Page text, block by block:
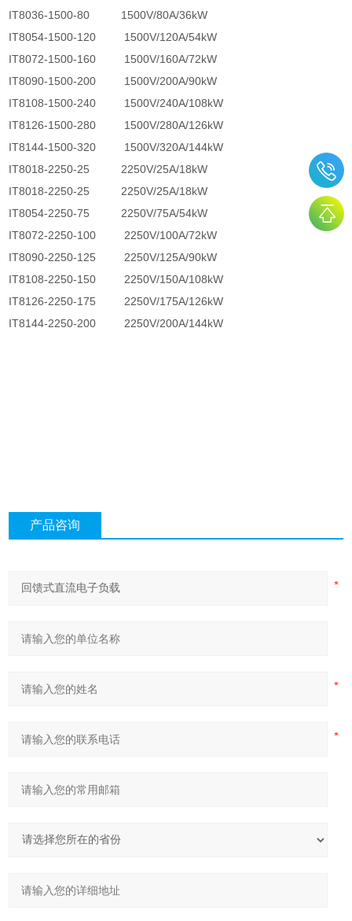
IT8036-1500-80 1500V/80A/36kW
IT8054-1500-120 1500V/120A/54kW
IT8072-1500-160 1500V/160A/72kW
IT8090-1500-200 1500V/200A/90kW
IT8108-1500-240 1500V/240A/108kW
IT8126-1500-280 1500V/280A/126kW
IT8144-1500-320 1500V/320A/144kW
IT8018-2250-25 2250V/25A/18kW
IT8018-2250-25 2250V/25A/18kW
IT8054-2250-75 2250V/75A/54kW
IT8072-2250-100 2250V/100A/72kW
IT8090-2250-125 2250V/125A/90kW
IT8108-2250-150 2250V/150A/108kW
IT8126-2250-175 2250V/175A/126kW
IT8144-2250-200 2250V/200A/144kW
产品咨询